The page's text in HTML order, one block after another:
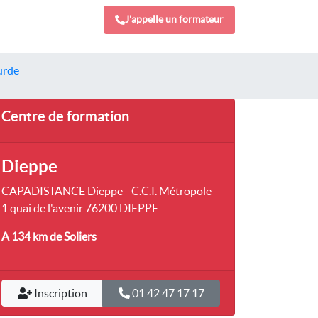
J'appelle un formateur
Centre de formation
Dieppe
CAPADISTANCE Dieppe - C.C.I. Métropole
1 quai de l'avenir 76200 DIEPPE
A 134 kmde Soliers
Inscription 01 42 47 17 17